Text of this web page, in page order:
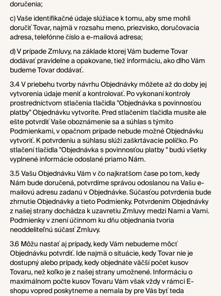
doručenia;
c) Vaše identifikačné údaje slúžiace k tomu, aby sme mohli
doručiť Tovar, najmä v rozsahu meno, priezvisko, doručovacia
adresa, telefónne číslo a e-mailová adresa;
d) V prípade Zmluvy, na základe ktorej Vám budeme Tovar
dodávať pravidelne a opakovane, tiež informáciu, ako dlho Vám
budeme Tovar dodávať.
3.4 V priebehu tvorby návrhu Objednávky môžete až do doby jej
vytvorenia údaje meniť a kontrolovať. Po vykonaní kontroly
prostredníctvom stlačenia tlačidla "Objednávka s povinnosťou
platby" Objednávku vytvoríte. Pred stlačením tlačidla musíte ale
ešte potvrdiť Vaše oboznámenie sa a súhlas s týmito
Podmienkami, v opačnom prípade nebude možné Objednávku
vytvoriť. K potvrdeniu a súhlasu slúži zaškrtávacie políčko. Po
stlačení tlačidla "Objednávka s povinnosťou platby " budú všetky
vyplnené informácie odoslané priamo Nám.
3.5 Vašu Objednávku Vám v čo najkratšom čase po tom, kedy
Nám bude doručená, potvrdíme správou odoslanou na Vašu e-
mailovú adresu zadanú v Objednávke. Súčasťou potvrdenia bude
zhrnutie Objednávky a tieto Podmienky. Potvrdením Objednávky
z našej strany dochádza k uzavretiu Zmluvy medzi Nami a Vami.
Podmienky v znení účinnom ku dňu objednania tvoria
neoddeliteľnú súčasť Zmluvy.
3.6 Môžu nastať aj prípady, kedy Vám nebudeme môcť
Objednávku potvrdiť. Ide najmä o situácie, kedy Tovar nie je
dostupný alebo prípady, kedy objednáte väčší počet kusov
Tovaru, než koľko je z našej strany umožnené. Informáciu o
maximálnom počte kusov Tovaru Vám však vždy v rámci E-
shopu vopred poskytneme a nemala by pre Vás byť teda